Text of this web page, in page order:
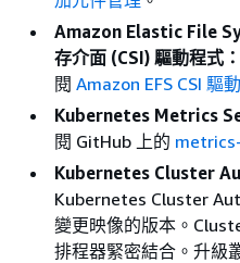
Amazon Elastic File
存介面 (CSI) 驅動程式：
閱 Amazon EFS CSI 驅
Kubernetes Metrics
閱 GitHub 上的
Kubernetes Cluster
Kubernetes Cluster
變更映像的版本。
排程器緊密結合。升級